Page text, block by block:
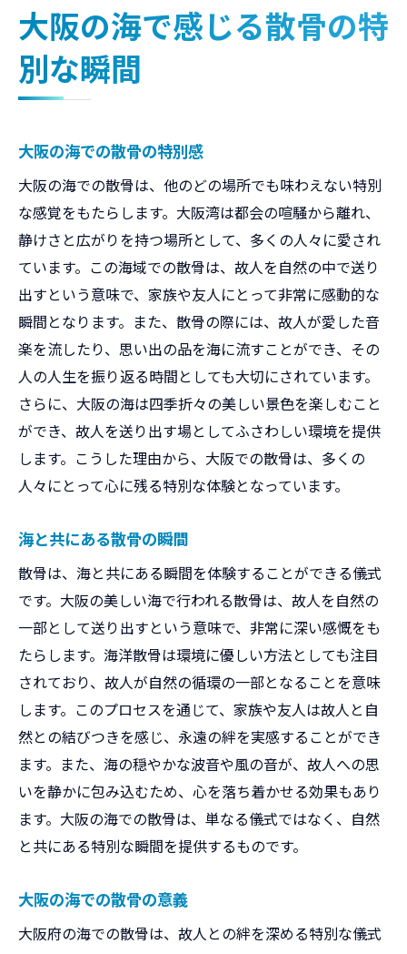
大阪の海で感じる散骨の特
別な瞬間
大阪の海での散骨の特別感
大阪の海での散骨は、他のどの場所でも味わえない特別
な感覚をもたらします。大阪湾は都会の喧騒から離れ、
静けさと広がりを持つ場所として、多くの人々に愛され
ています。この海域での散骨は、故人を自然の中で送り
出すという意味で、家族や友人にとって非常に感動的な
瞬間となります。また、散骨の際には、故人が愛した音
楽を流したり、思い出の品を海に流すことができ、その
人の人生を振り返る時間としても大切にされています。
さらに、大阪の海は四季折々の美しい景色を楽しむこと
ができ、故人を送り出す場としてふさわしい環境を提供
します。こうした理由から、大阪での散骨は、多くの
人々にとって心に残る特別な体験となっています。
海と共にある散骨の瞬間
散骨は、海と共にある瞬間を体験することができる儀式
です。大阪の美しい海で行われる散骨は、故人を自然の
一部として送り出すという意味で、非常に深い感慨をも
たらします。海洋散骨は環境に優しい方法としても注目
されており、故人が自然の循環の一部となることを意味
します。このプロセスを通じて、家族や友人は故人と自
然との結びつきを感じ、永遠の絆を実感することができ
ます。また、海の穏やかな波音や風の音が、故人への思
いを静かに包み込むため、心を落ち着かせる効果もあり
ます。大阪の海での散骨は、単なる儀式ではなく、自然
と共にある特別な瞬間を提供するものです。
大阪の海での散骨の意義
大阪府の海での散骨は、故人との絆を深める特別な儀式